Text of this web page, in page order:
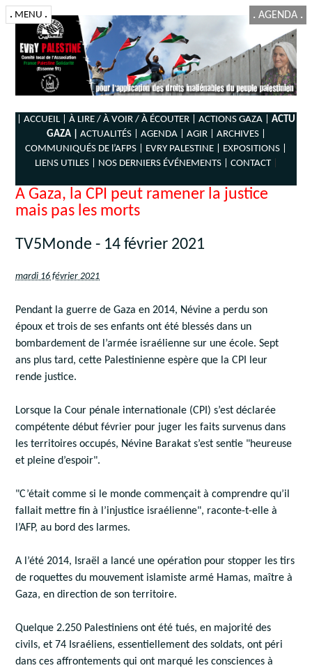
. MENU . . AGENDA .
| ACCUEIL | À LIRE / À VOIR / À ÉCOUTER | ACTIONS GAZA |
ACTU
GAZA |
ACTUALITÉS | AGENDA | AGIR |
ARCHIVES |
COMMUNIQUÉS DE l’AFPS |
EVRY PALESTINE |
EXPOSITIONS |
LIENS UTILES |
NOS DERNIERS ÉVÉNEMENTS | CONTACT|
A Gaza, la CPI peut ramener la justice
mais pas les morts
TV5Monde - 14 février 2021
mardi 16 février 2021
Pendant la guerre de Gaza en 2014, Névine a perdu son
époux et trois de ses enfants ont été blessés dans un
bombardement de l’armée israélienne sur une école. Sept
ans plus tard, cette Palestinienne espère que la CPI leur
rende justice.
Lorsque la Cour pénale internationale (CPI) s’est déclarée
compétente début février pour juger les faits survenus dans
les territoires occupés, Névine Barakat s’est sentie "heureuse
et pleine d’espoir".
"C’était comme si le monde commençait à comprendre qu’il
fallait mettre fin à l’injustice israélienne", raconte-t-elle à
l’AFP, au bord des larmes.
A l’été 2014, Israël a lancé une opération pour stopper les tirs
de roquettes du mouvement islamiste armé Hamas, maître à
Gaza, en direction de son territoire.
Quelque 2.250 Palestiniens ont été tués, en majorité des
civils, et 74 Israéliens, essentiellement des soldats, ont péri
dans ces affrontements qui ont marqué les consciences à